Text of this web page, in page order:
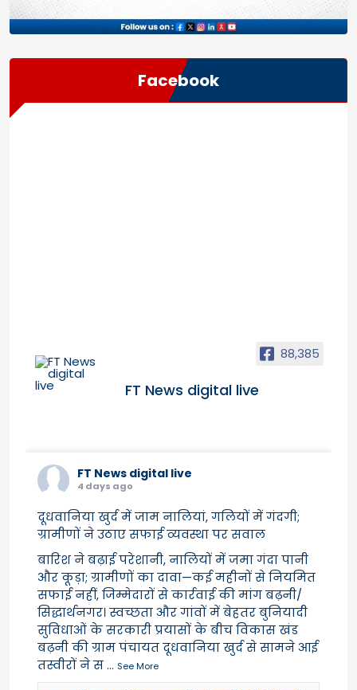
Facebook
88,385
FT News digital live
FT News digital live
4 days ago
दूधवानिया खुर्द में जाम नालियां, गलियों में गंदगी;
ग्रामीणों ने उठाए सफाई व्यवस्था पर सवाल
बारिश ने बढ़ाई परेशानी, नालियों में जमा गंदा पानी
और कूड़ा; ग्रामीणों का दावा—कई महीनों से नियमित
सफाई नहीं, जिम्मेदारों से कार्रवाई की मांग बढ़नी/
सिद्धार्थनगर। स्वच्छता और गांवों में बेहतर बुनियादी
सुविधाओं के सरकारी प्रयासों के बीच विकास खंड
बढ़नी की ग्राम पंचायत दूधवानिया खुर्द से सामने आई
तस्वीरों ने स... See More